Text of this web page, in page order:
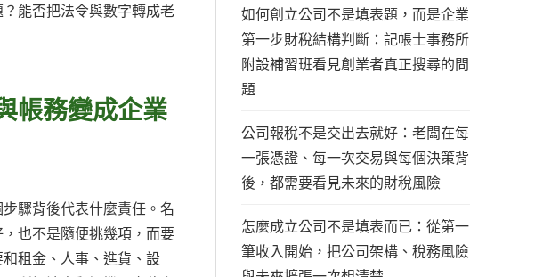
能否把法令與數字轉成老
帳務變成企業
驟背後代表什麼責任。名
也不是隨便挑幾項，而要
租金、人事、進貨、設
如何創立公司不是填表題，而是企業
第一步財稅結構判斷：記帳士事務所
附設補習班看見創業者真正搜尋的問
題
公司報稅不是交出去就好：老闆在每
一張憑證、每一次交易與每個決策背
後，都需要看見未來的財稅風險
怎麼成立公司不是填表而已：從第一
筆收入開始，把公司架構、稅務風險